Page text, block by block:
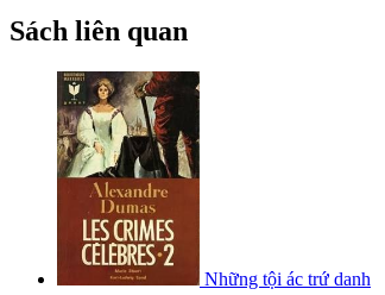
Sách liên quan
Những tội ác trứ danh